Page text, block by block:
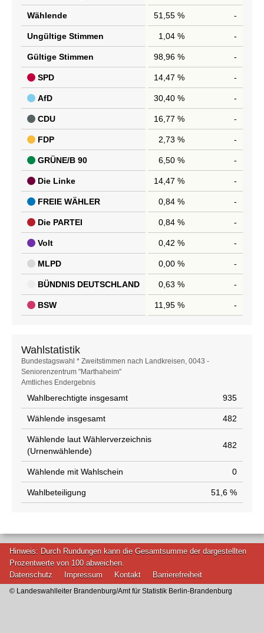
Wählende 51,55 % -
Ungültige Stimmen 1,04 % -
Gültige Stimmen 98,96 % -
SPD 14,47 % -
AfD 30,40 % -
CDU 16,77 % -
FDP 2,73 % -
GRÜNE/B 90 6,50 % -
Die Linke 14,47 % -
FREIE WÄHLER 0,84 % -
Die PARTEI 0,84 % -
Volt 0,42 % -
MLPD 0,00 % -
BÜNDNIS DEUTSCHLAND 0,63 % -
BSW 11,95 % -
Wahlstatistik
Wahlstatistik
Bundestagswahl * Zweitstimmen nach Landkreisen, 0043 -
Seniorenzentrum "Marthaheim"
Amtliches Endergebnis
Wahlberechtigte insgesamt 935
Wählende insgesamt 482
Wählende laut Wählerverzeichnis
(Urnenwählende)
482
Wählende mit Wahlschein 0
Wahlbeteiligung 51,6 %
Hinweis: Durch Rundungen kann die Gesamtsumme der dargestellten
Prozentwerte von 100 abweichen.
Datenschutz
Impressum Kontakt Barrierefreiheit
© Landeswahlleiter Brandenburg/Amt für Statistik Berlin-Brandenburg